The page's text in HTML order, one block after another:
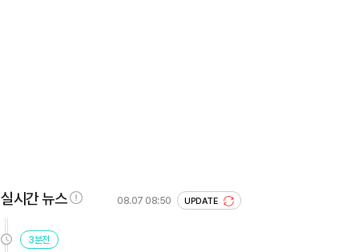
실시간 뉴스 08.07 08:50 UPDATE
3분전